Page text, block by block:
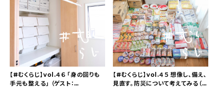
暮らし
daily mukuri / アイテム
カテゴリー一覧
【#むくらじ】vol.４６ 「身の回りも
手元も整える」 （ゲスト：
【#むくらじ】vol.４５ 想像し、備え、
見直す。防災について考えてみる（ゲ